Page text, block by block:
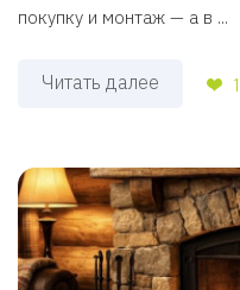
покупку и монтаж — а в ...
Читать далее 1